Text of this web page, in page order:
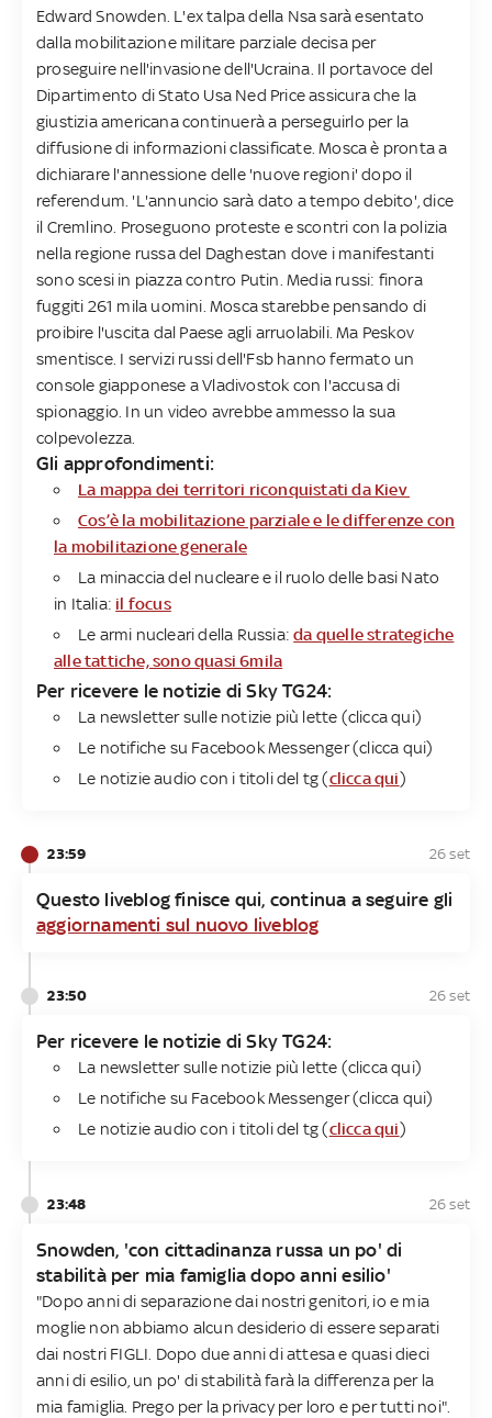
Edward Snowden. L'ex talpa della Nsa sarà esentato
dalla mobilitazione militare parziale decisa per
proseguire nell'invasione dell'Ucraina. Il portavoce del
Dipartimento di Stato Usa Ned Price assicura che la
giustizia americana continuerà a perseguirlo per la
diffusione di informazioni classificate. Mosca è pronta a
dichiarare l'annessione delle 'nuove regioni' dopo il
referendum. 'L'annuncio sarà dato a tempo debito', dice
il Cremlino. Proseguono proteste e scontri con la polizia
nella regione russa del Daghestan dove i manifestanti
sono scesi in piazza contro Putin. Media russi: finora
fuggiti 261 mila uomini. Mosca starebbe pensando di
proibire l'uscita dal Paese agli arruolabili. Ma Peskov
smentisce. I servizi russi dell'Fsb hanno fermato un
console giapponese a Vladivostok con l'accusa di
spionaggio. In un video avrebbe ammesso la sua
colpevolezza.
Gli approfondimenti:
La mappa dei territori riconquistati da Kiev
Cos’è la mobilitazione parziale e le differenze con
la mobilitazione generale
La minaccia del nucleare e il ruolo delle basi Nato
in Italia: il focus
Le armi nucleari della Russia:da quelle strategiche
alle tattiche, sono quasi 6mila
Per ricevere le notizie di Sky TG24​:
La newsletter sulle notizie più lette (clicca qui)
Le notifiche su Facebook Messenger (clicca qui)
Le notizie audio con i titoli del tg (clicca qui)
23:59 26 set
Questo liveblog finisce qui, continua a seguire gli
aggiornamenti sul nuovo liveblog
23:50 26 set
Per ricevere le notizie di Sky TG24​:
La newsletter sulle notizie più lette (clicca qui)
Le notifiche su Facebook Messenger (clicca qui)
Le notizie audio con i titoli del tg (clicca qui)
23:48 26 set
Snowden, 'con cittadinanza russa un po' di
stabilità per mia famiglia dopo anni esilio'
"Dopo anni di separazione dai nostri genitori, io e mia
moglie non abbiamo alcun desiderio di essere separati
dai nostri FIGLI. Dopo due anni di attesa e quasi dieci
anni di esilio, un po' di stabilità farà la differenza per la
mia famiglia. Prego per la privacy per loro e per tutti noi".